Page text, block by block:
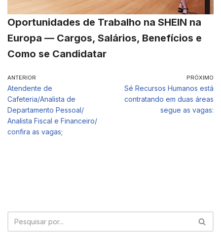
Oportunidades de Trabalho na SHEIN na
Europa — Cargos, Salários, Benefícios e
Como se Candidatar
ANTERIOR
Atendente de
Cafeteria/Analista de
Departamento Pessoal/
Analista Fiscal e Financeiro/
confira as vagas;
PRÓXIMO
Sé Recursos Humanos está
contratando em duas áreas
segue as vagas: